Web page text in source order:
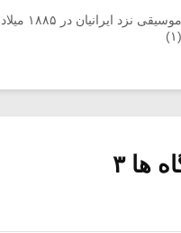
موسیقی نزد ایرانیان در
(۱)
ها ۳